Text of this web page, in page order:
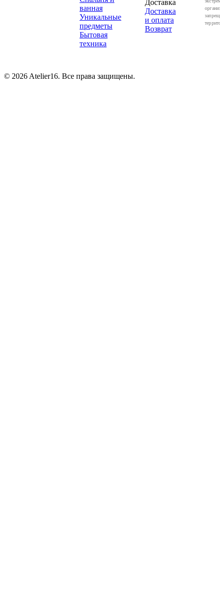
ванная
Уникальные
предметы
Бытовая
техника
Доставка
Доставка
и оплата
Возврат
© 2026 Atelier16. Все права защищены.